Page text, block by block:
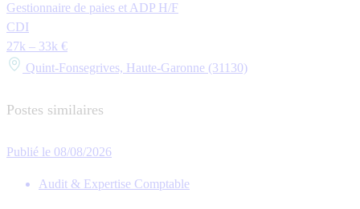
Gestionnaire de paies et ADP H/F
CDI
27k – 33k €
Quint-Fonsegrives, Haute-Garonne (31130)
Postes similaires
Publié le 08/08/2026
Audit & Expertise Comptable